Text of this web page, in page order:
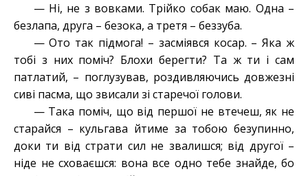
— Ні, не з вовками. Трійко собак маю. Одна –
безлапа, друга – безока, а третя – беззуба.
— Ото так підмога! – засміявся косар. – Яка ж
тобі з них поміч? Блохи берегти? Та ж ти і сам
патлатий, – поглузував, роздивляючись довжезні
сиві пасма, що звисали зі старечої голови.
— Така поміч, що від першої не втечеш, як не
старайся – кульгава йтиме за тобою безупинно,
доки ти від страти сил не звалишся; від другої –
ніде не сховаєшся: вона все одно тебе знайде, бо